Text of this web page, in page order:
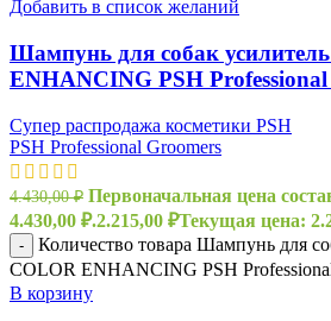
Добавить в список желаний
Шампунь для собак
ENHANCING PSH
Супер распродажа косметики PSH
PSH Professional Groomers
4.430,00₽ Первоначальная цена
4.430,00 ₽.2.215,00 ₽Текущая цена:
-
Количество товара Шампунь для
COLOR ENHANCING PSH
В корзину